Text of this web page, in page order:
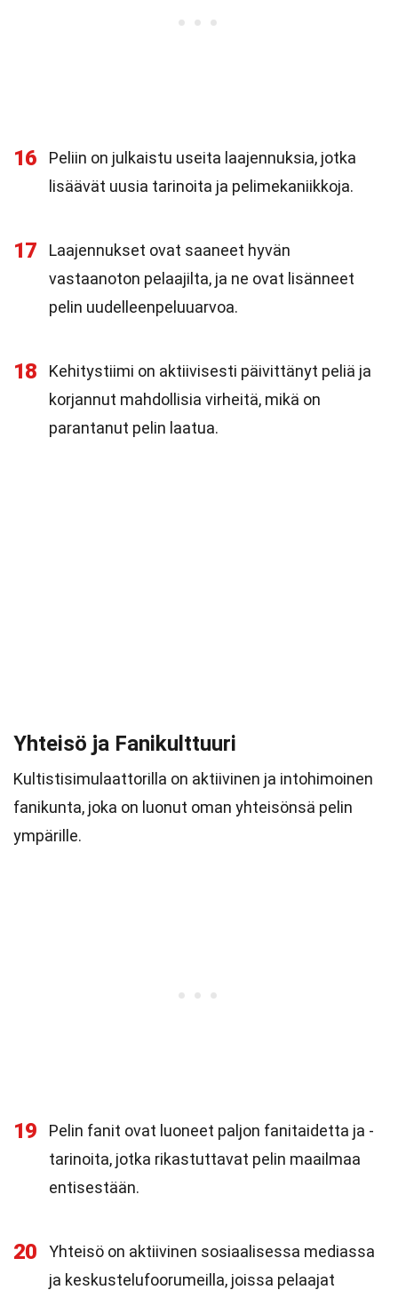
16
Peliin on julkaistu useita laajennuksia, jotka
lisäävät uusia tarinoita ja pelimekaniikkoja.
17
Laajennukset ovat saaneet hyvän
vastaanoton pelaajilta, ja ne ovat lisänneet
pelin uudelleenpeluuarvoa.
18
Kehitystiimi on aktiivisesti päivittänyt peliä ja
korjannut mahdollisia virheitä, mikä on
parantanut pelin laatua.
Yhteisö ja Fanikulttuuri
Kultistisimulaattorilla on aktiivinen ja intohimoinen
fanikunta, joka on luonut oman yhteisönsä pelin
ympärille.
19
Pelin fanit ovat luoneet paljon fanitaidetta ja -
tarinoita, jotka rikastuttavat pelin maailmaa
entisestään.
20
Yhteisö on aktiivinen sosiaalisessa mediassa
ja keskustelufoorumeilla, joissa pelaajat